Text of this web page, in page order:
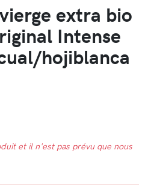
extra bio
Intense
hojiblanca
et il n'est pas prévu que nous